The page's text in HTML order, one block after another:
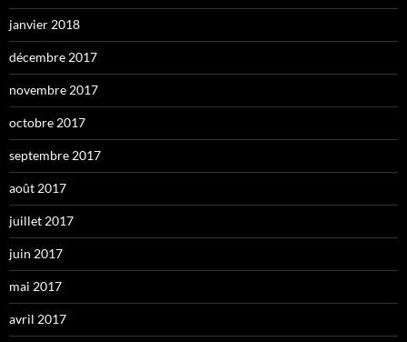
janvier 2018
décembre 2017
novembre 2017
octobre 2017
septembre 2017
août 2017
juillet 2017
juin 2017
mai 2017
avril 2017